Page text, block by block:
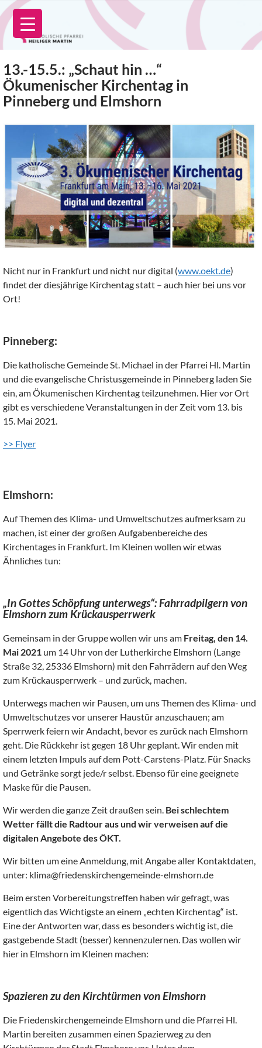
Zum
Inhalt
springen
13.-15.5.: „Schaut hin …“
Ökumenischer Kirchentag in
Pinneberg und Elmshorn
Nicht nur in Frankfurt und nicht nur digital (www.oekt.de)
findet der diesjährige Kirchentag statt – auch hier bei uns vor
Ort!
Pinneberg:
Die katholische Gemeinde St. Michael in der Pfarrei Hl. Martin
und die evangelische Christusgemeinde in Pinneberg laden Sie
ein, am Ökumenischen Kirchentag teilzunehmen. Hier vor Ort
gibt es verschiedene Veranstaltungen in der Zeit vom 13. bis
15. Mai 2021.
>> Flyer
Elmshorn:
Auf Themen des Klima- und Umweltschutzes aufmerksam zu
machen, ist einer der großen Aufgabenbereiche des
Kirchentages in Frankfurt. Im Kleinen wollen wir etwas
Ähnliches tun:
„In Gottes Schöpfung unterwegs“: Fahrradpilgern von
Elmshorn zum Krückausperrwerk
Gemeinsam in der Gruppe wollen wir uns am Freitag, den 14.
Mai 2021 um 14 Uhr von der Lutherkirche Elmshorn (Lange
Straße 32, 25336 Elmshorn) mit den Fahrrädern auf den Weg
zum Krückausperrwerk – und zurück, machen.
Unterwegs machen wir Pausen, um uns Themen des Klima- und
Umweltschutzes vor unserer Haustür anzuschauen; am
Sperrwerk feiern wir Andacht, bevor es zurück nach Elmshorn
geht. Die Rückkehr ist gegen 18 Uhr geplant. Wir enden mit
einem letzten Impuls auf dem Pott-Carstens-Platz. Für Snacks
und Getränke sorgt jede/r selbst. Ebenso für eine geeignete
Maske für die Pausen.
Wir werden die ganze Zeit draußen sein. Bei schlechtem
Wetter fällt die Radtour aus und wir verweisen auf die
digitalen Angebote des ÖKT.
Wir bitten um eine Anmeldung, mit Angabe aller Kontaktdaten,
unter: klima@friedenskirchengemeinde-elmshorn.de
Beim ersten Vorbereitungstreffen haben wir gefragt, was
eigentlich das Wichtigste an einem „echten Kirchentag“ ist.
Eine der Antworten war, dass es besonders wichtig ist, die
gastgebende Stadt (besser) kennenzulernen. Das wollen wir
hier in Elmshorn im Kleinen machen:
Spazieren zu den Kirchtürmen von Elmshorn
Die Friedenskirchengemeinde Elmshorn und die Pfarrei Hl.
Martin bereiten zusammen einen Spazierweg zu den